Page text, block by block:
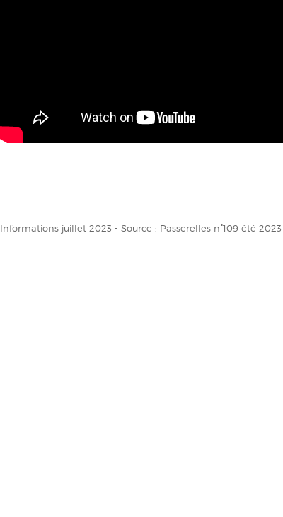
Informations juillet 2023 - Source : Passerelles n°109 été 2023